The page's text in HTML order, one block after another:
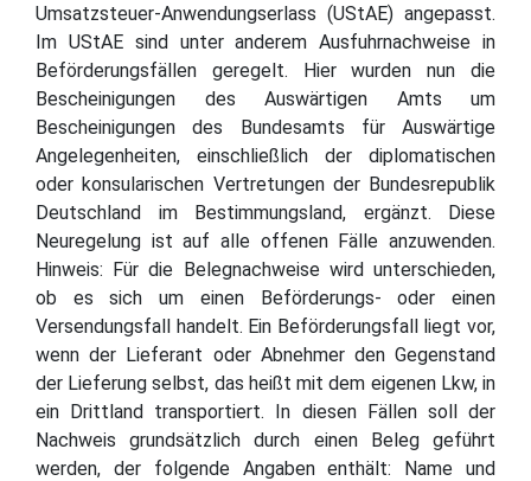
Umsatzsteuer-Anwendungserlass (UStAE) angepasst.
Im UStAE sind unter anderem Ausfuhrnachweise in
Beförderungsfällen geregelt. Hier wurden nun die
Bescheinigungen des Auswärtigen Amts um
Bescheinigungen des Bundesamts für Auswärtige
Angelegenheiten, einschließlich der diplomatischen
oder konsularischen Vertretungen der Bundesrepublik
Deutschland im Bestimmungsland, ergänzt. Diese
Neuregelung ist auf alle offenen Fälle anzuwenden.
Hinweis: Für die Belegnachweise wird unterschieden,
ob es sich um einen Beförderungs- oder einen
Versendungsfall handelt. Ein Beförderungsfall liegt vor,
wenn der Lieferant oder Abnehmer den Gegenstand
der Lieferung selbst, das heißt mit dem eigenen Lkw, in
ein Drittland transportiert. In diesen Fällen soll der
Nachweis grundsätzlich durch einen Beleg geführt
werden, der folgende Angaben enthält: Name und